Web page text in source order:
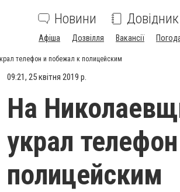
Новини Довідник
Афіша Дозвілля Вакансії
телефон и побежал к полицейским
09:21, 25 квітня 2019 р.
На
украл
полицейским